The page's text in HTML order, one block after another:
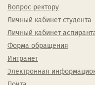
Вопрос ректору
Личный кабинет студента
Личный кабинет
Форма обращения
Интранет
Электронная